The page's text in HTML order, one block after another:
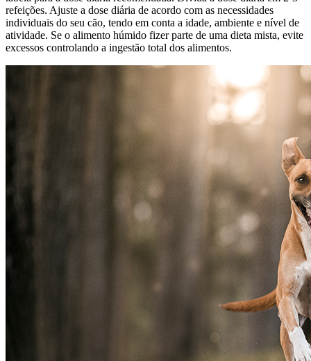
refeições. Ajuste a dose diária de acordo com as necessidades
individuais do seu cão, tendo em conta a idade, ambiente e nível de
atividade. Se o alimento húmido fizer parte de uma dieta mista, evite
excessos controlando a ingestão total dos alimentos.